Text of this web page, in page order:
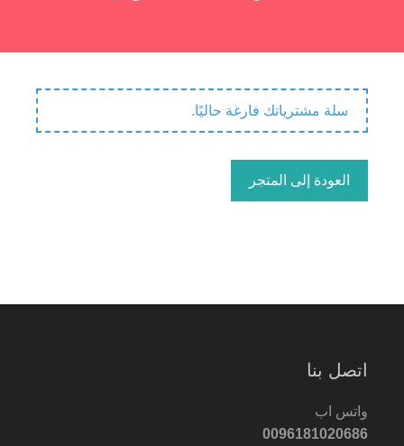
سلة مشترياتك فارغة حاليًا.
العودة إلى المتجر
اتصل بنا
واتس اب
0096181020686